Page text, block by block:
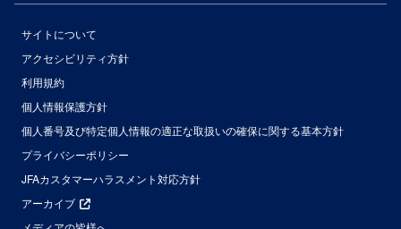
サイトについて
アクセシビリティ方針
利用規約
個人情報保護方針
個人番号及び特定個人情報の適正な取扱いの確保に関する基本方針
プライバシーポリシー
JFAカスタマーハラスメント対応方針
アーカイブ